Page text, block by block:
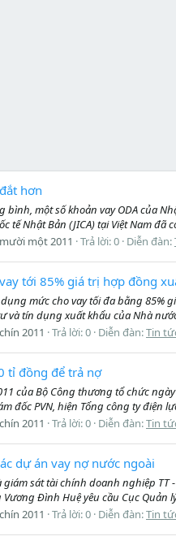
hơn
một số khoản vay ODA của
tế Nhật Bản (JICA) tại Việt Nam đã
một 2011 Trả lời: 0 Diễn đàn:
tới 85% giá trị hợp đồng
mức cho vay tối đa bằng
và tín dụng xuất khẩu của Nhà
2011 Trả lời: 0 Diễn đàn:Tin
tỉ đồng để trả nợ
của Bộ Công thương tổ chức
đốc PVN, hiện Tổng công ty điện
2011 Trả lời: 0 Diễn đàn:Tin
dự án vay nợ nước ngoài
sát tài chính doanh nghiệp
Đình Huệ yêu cầu Cục Quản
2011 Trả lời: 0 Diễn đàn:Tin